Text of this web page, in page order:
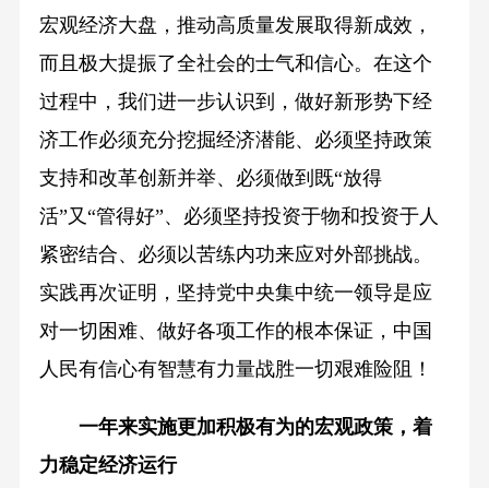
宏观经济大盘，推动高质量发展取得新成效，
而且极大提振了全社会的士气和信心。在这个
过程中，我们进一步认识到，做好新形势下经
济工作必须充分挖掘经济潜能、必须坚持政策
支持和改革创新并举、必须做到既“放得
活”又“管得好”、必须坚持投资于物和投资于人
紧密结合、必须以苦练内功来应对外部挑战。
实践再次证明，坚持党中央集中统一领导是应
对一切困难、做好各项工作的根本保证，中国
人民有信心有智慧有力量战胜一切艰难险阻！
一年来实施更加积极有为的宏观政策，着
力稳定经济运行